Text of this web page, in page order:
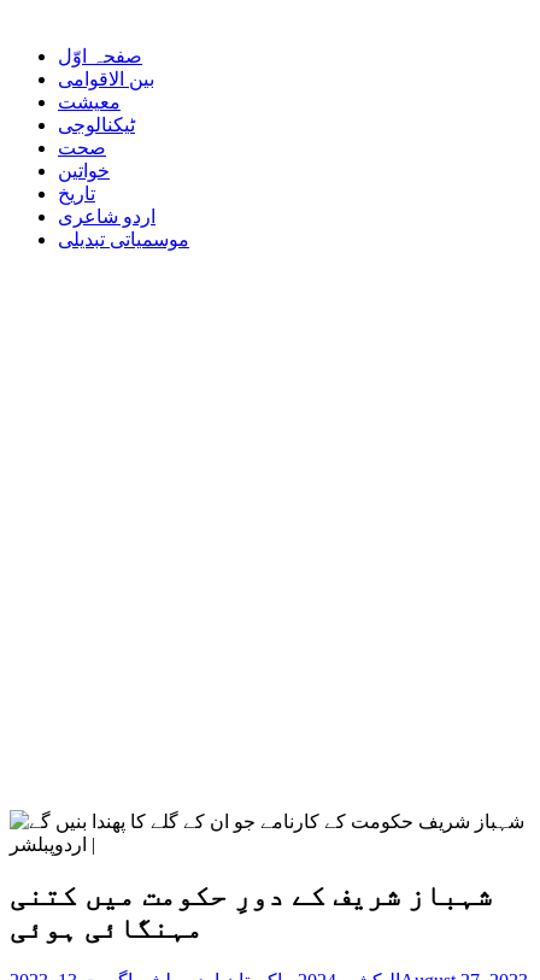
صفحہ اوّل
بین الاقوامی
معیشت
ٹیکنالوجی
صحت
خواتین
تاریخ
اردو شاعری
موسمیاتی تبدیلی
شہباز شریف کے دورِ حکومت میں کتنی
مہنگائی ہوئی